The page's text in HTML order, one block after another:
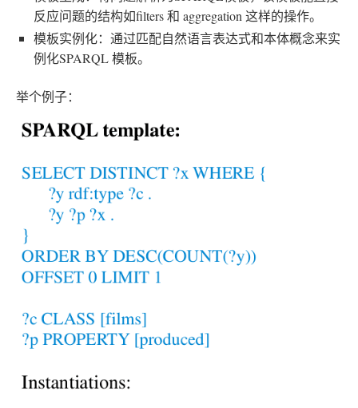
反应问题的结构如filters 和 aggregation 这样的操作。
模板实例化：通过匹配自然语言表达式和本体概念来实
例化SPARQL 模板。
举个例子：